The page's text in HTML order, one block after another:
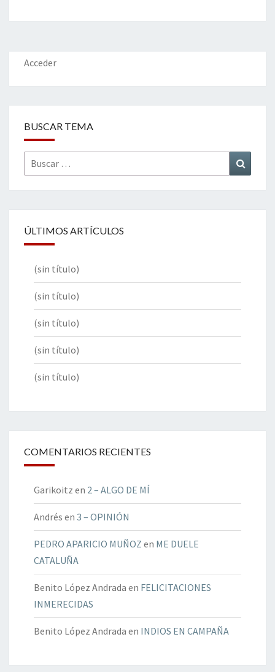
o
o
k
er dI
n
l
p
ar
Acceder
BUSCAR TEMA
Buscar
por:
ÚLTIMOS ARTÍCULOS
(sin título)
(sin título)
(sin título)
(sin título)
(sin título)
COMENTARIOS RECIENTES
Garikoitz en 2 – ALGO DE MÍ
Andrés en 3 – OPINIÓN
PEDRO APARICIO MUÑOZ en ME DUELE
CATALUÑA
Benito López Andrada en FELICITACIONES
INMERECIDAS
Benito López Andrada en INDIOS EN CAMPAÑA